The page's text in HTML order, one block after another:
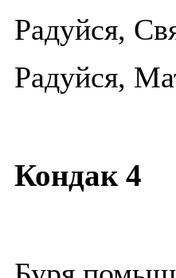
Радуйся,
Радуйся,
Кондак 4